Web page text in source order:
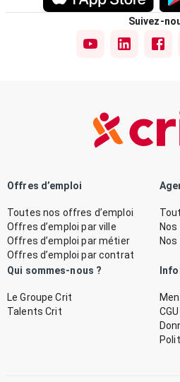
Suivez-
Offres d’emploi
Toutes nos offres d’emploi
Offres d’emploi par ville
Offres d’emploi par métier
Offres d’emploi par contrat
Qui sommes-nous ?
Le Groupe Crit
Talents Crit
CGU